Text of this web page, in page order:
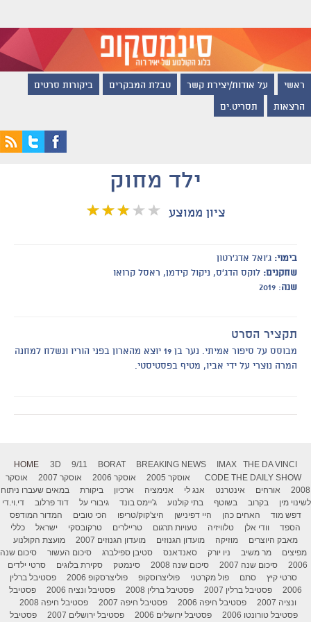
ראשי על אודות/יצירת קשר טבלת המבקרים ביקורות סרטים
הרצאות תסריט.ים
ילד מחוק
ציון ממוצע
בימוי: ג'ואל אדג'רטון
שחקנים: לוקס הדג'ס, ניקול קידמן, ראסל קרואו
שנה: 2019
תקציר הסרט
מבוסס על סיפור אמיתי. נער בן 19 יוצא מהארון בפני הוריו ונשלח למחנה
המרה נוצרי על ידי אביו, מטיף בפסטיסטי.
HOME 3D 9/11 BORAT BREAKING NEWS IMAX
THE DA VINCI
CODE THE DAILY SHOW אוסקר 2005 אוסקר 2006 אוסקר 2007
אוסקר
2008
אורחים אינטרנט אנג לי אנימציה ארכיון ביקורת
במאים שעברו ניתוח
לשינוי מין
בקרוב בשוטף בתי קולנוע ג'יימס בונד גיבורי על דוד פרלוב
די.וי.די
דפש מוד
האחים כהן היי דפינישן היצ'קוק/טריפו הכי טובים
המדור המודפס
הספד
וודי אלן טלוויזיה טעויות תרגום טריילרים טרקובסקי ישראל
כללי
מאבק היוצרים
מוזיקה מועדון הגנוזים מועדון הגנוזים 2007
מועצת הקולנוע
מפיצים
מר משיב ניו יורק סאנדאנס סטיבן ספילברג סיכום העשור
סיכום שנה
2006
סיכום שנה 2007 סיכום שנה 2008 סינמטק סקירת בלוגים
סרטי ילדים
סרטי קיץ
סתם פול מקרטני פוליצרוסקופ פוליצרסקופ 2006
פסטיבל ברלין
2006
פסטיבל ברלין 2007 פסטיבל ברלין 2008 פסטיבל ונציה 2006
פסטיבל
ונציה 2007
פסטיבל חיפה 2006 פסטיבל חיפה 2007
פסטיבל חיפה 2008
פסטיבל טורונטו 2006
פסטיבל ירושלים 2006 פסטיבל ירושלים 2007 פסטיבל